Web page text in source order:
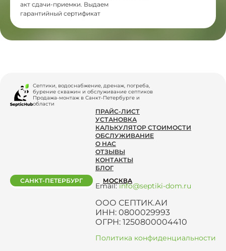
акт сдачи-приемки. Выдаем
гарантийный сертификат
Септики, водоснабжение, дренаж, погреба,
бурение скважин и обслуживание септиков
Продажа-монтаж в Санкт-Петербурге и
области
ПРАЙС-ЛИСТ
УСТАНОВКА
КАЛЬКУЛЯТОР СТОИМОСТИ
ОБСЛУЖИВАНИЕ
О НАС
ОТЗЫВЫ
КОНТАКТЫ
БЛОГ
Email:info@septiki-dom.ru
ООО СЕПТИК.АИ
ИНН: 0800029993
ОГРН: 1250800004410
Политика конфиденциальности
САНКТ-ПЕТЕРБУРГ МОСКВА